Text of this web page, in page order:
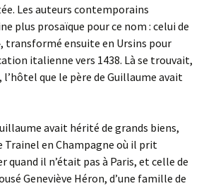
Les auteurs contemporains
plus prosaïque pour ce nom : celui de
transformé ensuite en Ursins pour
italienne vers 1438. Là se trouvait,
l’hôtel que le père de Guillaume avait
avait hérité de grands biens,
Trainel en Champagne où il prit
quand il n’était pas à Paris, et celle de
Geneviève Héron, d’une famille de